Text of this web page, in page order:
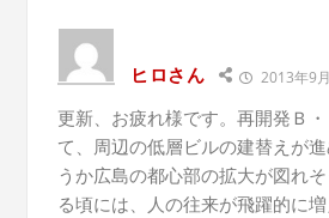
ヒロさん 2013年9
更新、お疲れ様です。再開発Ｂ
て、周辺の低層ビルの建替えが
うか広島の都心部の拡大が図れ
る頃には、人の往来が飛躍的に